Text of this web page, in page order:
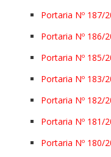
Portaria Nº 187/
Portaria Nº 186/
Portaria Nº 185/
Portaria Nº 183/
Portaria Nº 182/
Portaria Nº 181/
Portaria Nº 180/